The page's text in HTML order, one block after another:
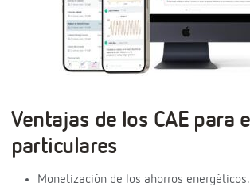
Ventajas de los CAE para
particulares
Monetización de los ahorros energéticos.